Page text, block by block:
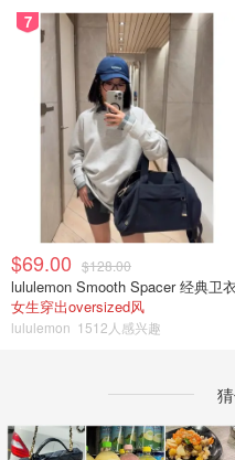
7
$69.00 $128.00
lululemon Smooth Spacer 经典卫衣
女生穿出oversized风
lululemon 1512人感兴趣